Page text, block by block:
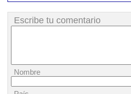
Escribe tu comentario
Nombre